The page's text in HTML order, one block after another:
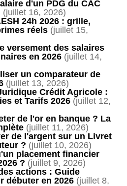
d'un PDG du CAC
(juillet 16, 2026)
24h 2026 : grille,
réels (juillet 15,
versement des salaires
en 2026 (juillet 14,
un comparateur de
(juillet 13, 2026)
Crédit Agricole :
et Tarifs 2026 (juillet 12,
de l'or en banque ? La
(juillet 11, 2026)
de l'argent sur un Livret
? (juillet 10, 2026)
placement financier
? (juillet 9, 2026)
actions : Guide
débuter en 2026 (juillet 8,